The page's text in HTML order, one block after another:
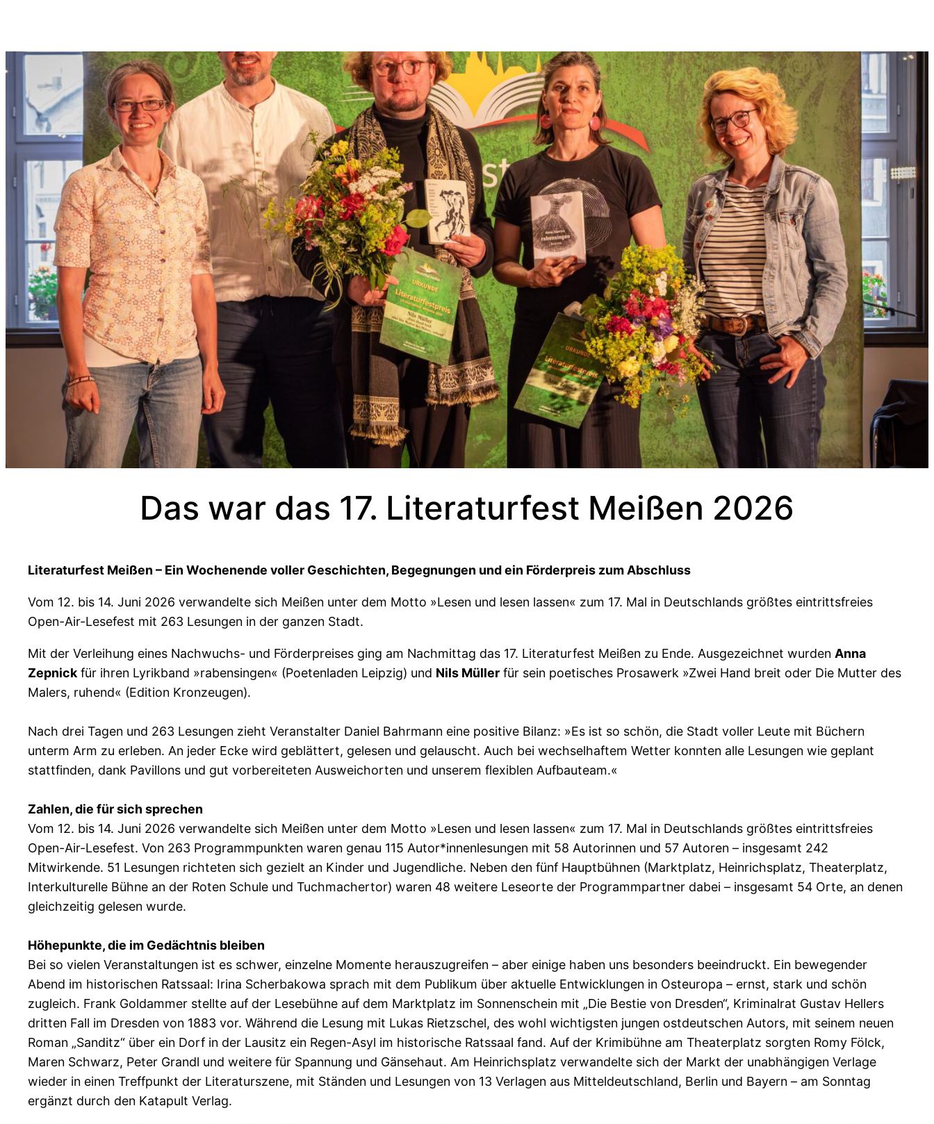
Das war das 17. Literaturfest Meißen 2026
Literaturfest Meißen – Ein Wochenende voller Geschichten, Begegnungen und ein Förderpreis zum Abschluss
Vom 12. bis 14. Juni 2026 verwandelte sich Meißen unter dem Motto »Lesen und lesen lassen« zum 17. Mal in Deutschlands größtes eintrittsfreies
Open-Air-Lesefest mit 263 Lesungen in der ganzen Stadt.
Mit der Verleihung eines Nachwuchs- und Förderpreises ging am Nachmittag das 17. Literaturfest Meißen zu Ende. Ausgezeichnet wurden Anna
Zepnick für ihren Lyrikband »rabensingen« (Poetenladen Leipzig) und Nils Müller für sein poetisches Prosawerk »Zwei Hand breit oder Die Mutter des
Malers, ruhend« (Edition Kronzeugen).
Nach drei Tagen und 263 Lesungen zieht Veranstalter Daniel Bahrmann eine positive Bilanz: »Es ist so schön, die Stadt voller Leute mit Büchern
unterm Arm zu erleben. An jeder Ecke wird geblättert, gelesen und gelauscht. Auch bei wechselhaftem Wetter konnten alle Lesungen wie geplant
stattfinden, dank Pavillons und gut vorbereiteten Ausweichorten und unserem flexiblen Aufbauteam.«
Zahlen, die für sich sprechen
Vom 12. bis 14. Juni 2026 verwandelte sich Meißen unter dem Motto »Lesen und lesen lassen« zum 17. Mal in Deutschlands größtes eintrittsfreies
Open-Air-Lesefest. Von 263 Programmpunkten waren genau 115 Autor*innenlesungen mit 58 Autorinnen und 57 Autoren – insgesamt 242
Mitwirkende. 51 Lesungen richteten sich gezielt an Kinder und Jugendliche. Neben den fünf Hauptbühnen (Marktplatz, Heinrichsplatz, Theaterplatz,
Interkulturelle Bühne an der Roten Schule und Tuchmachertor) waren 48 weitere Leseorte der Programmpartner dabei – insgesamt 54 Orte, an denen
gleichzeitig gelesen wurde.
Höhepunkte, die im Gedächtnis bleiben
Bei so vielen Veranstaltungen ist es schwer, einzelne Momente herauszugreifen – aber einige haben uns besonders beeindruckt. Ein bewegender
Abend im historischen Ratssaal: Irina Scherbakowa sprach mit dem Publikum über aktuelle Entwicklungen in Osteuropa – ernst, stark und schön
zugleich. Frank Goldammer stellte auf der Lesebühne auf dem Marktplatz im Sonnenschein mit „Die Bestie von Dresden“, Kriminalrat Gustav Hellers
dritten Fall im Dresden von 1883 vor. Während die Lesung mit Lukas Rietzschel, des wohl wichtigsten jungen ostdeutschen Autors, mit seinem neuen
Roman „Sanditz“ über ein Dorf in der Lausitz ein Regen-Asyl im historische Ratssaal fand. Auf der Krimibühne am Theaterplatz sorgten Romy Fölck,
Maren Schwarz, Peter Grandl und weitere für Spannung und Gänsehaut. Am Heinrichsplatz verwandelte sich der Markt der unabhängigen Verlage
wieder in einen Treffpunkt der Literaturszene, mit Ständen und Lesungen von 13 Verlagen aus Mitteldeutschland, Berlin und Bayern – am Sonntag
ergänzt durch den Katapult Verlag.